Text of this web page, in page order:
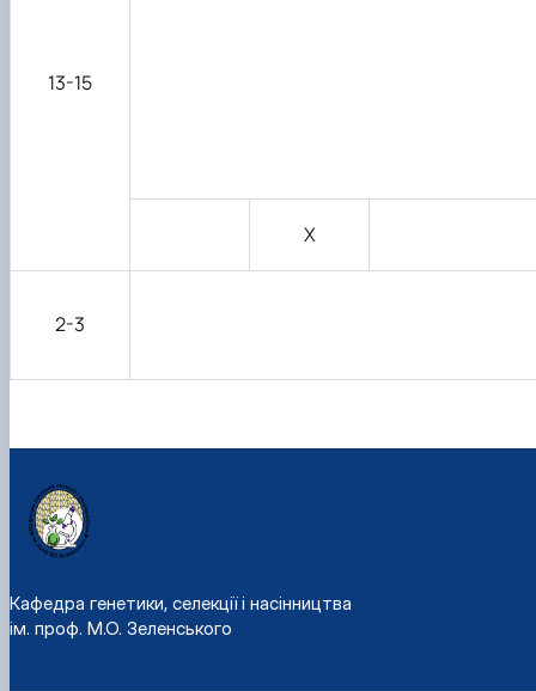
13-15
Х
2-3
Кафедра генетики, селекції і насінництва
ім. проф. М.О. Зеленського